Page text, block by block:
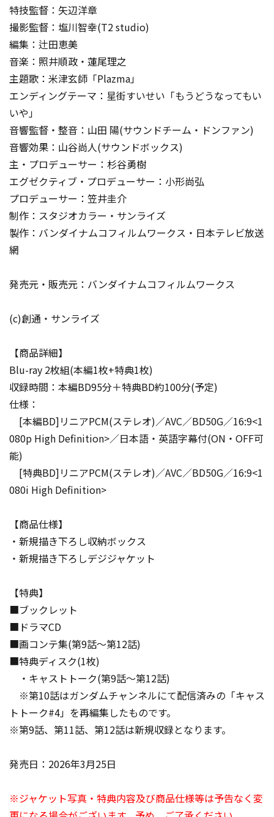
特技監督：矢辺洋章
撮影監督：塩川智幸(T2 studio)
編集：辻田恵美
音楽：照井順政・蓮尾理之
主題歌：米津玄師「Plazma」
エンディングテーマ：星街すいせい「もうどうなってもい
いや」
音響監督・整音：山田 陽(サウンドチーム・ドンファン)
音響効果：山谷尚人(サウンドボックス)
主・プロデューサー：杉谷勇樹
エグゼクティブ・プロデューサー：小形尚弘
プロデューサー：笠井圭介
制作：スタジオカラー・サンライズ
製作：バンダイナムコフィルムワークス・日本テレビ放送
網
発売元・販売元：バンダイナムコフィルムワークス
(c)創通・サンライズ
【商品詳細】
Blu-ray 2枚組(本編1枚+特典1枚)
収録時間：本編BD95分＋特典BD約100分(予定)
仕様：
[本編BD]リニアPCM(ステレオ)／AVC／BD50G／16:9<1
080p High Definition>／日本語・英語字幕付(ON・OFF可
能)
[特典BD]リニアPCM(ステレオ)／AVC／BD50G／16:9<1
080i High Definition>
【商品仕様】
・新規描き下ろし収納ボックス
・新規描き下ろしデジジャケット
【特典】
■ブックレット
■ドラマCD
■画コンテ集(第9話～第12話)
■特典ディスク(1枚)
・キャストトーク(第9話～第12話)
※第10話はガンダムチャンネルにて配信済みの「キャス
トトーク#4」を再編集したものです。
※第9話、第11話、第12話は新規収録となります。
発売日：2026年3月25日
※ジャケット写真・特典内容及び商品仕様等は予告なく変